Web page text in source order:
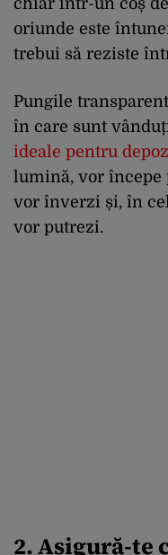
chiar într-un coș
oriunde este
trebui să reziste
Pungile
în care sunt
ideale pentru
lumină, vor începe
vor înverzi și, în
vor putrezi.
2. Asigură-te